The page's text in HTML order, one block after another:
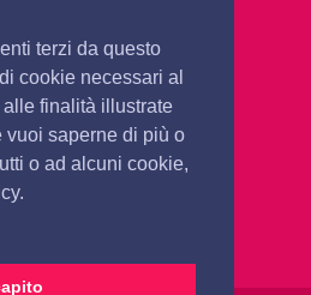
terzi da questo
cookie necessari al
finalità illustrate
vuoi saperne di più o
o ad alcuni cookie,